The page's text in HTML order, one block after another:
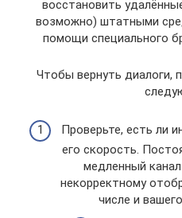
восстановить
возможно) штатными
помощи специального
Чтобы вернуть диалоги,
Проверьте, есть ли
его скорость.
медленный
некорректному
числе и